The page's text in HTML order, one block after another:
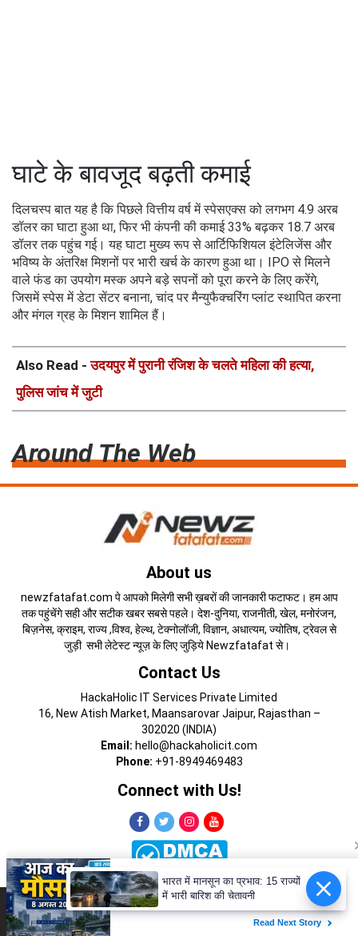
घाटे के बावजूद बढ़ती कमाई
दिलचस्प बात यह है कि पिछले वित्तीय वर्ष में स्पेसएक्स को लगभग 4.9 अरब
डॉलर का घाटा हुआ था, फिर भी कंपनी की कमाई 33% बढ़कर 18.7 अरब
डॉलर तक पहुंच गई। यह घाटा मुख्य रूप से आर्टिफिशियल इंटेलिजेंस और
भविष्य के अंतरिक्ष मिशनों पर भारी खर्च के कारण हुआ था। IPO से मिलने
वाले फंड का उपयोग मस्क अपने बड़े सपनों को पूरा करने के लिए करेंगे,
जिसमें स्पेस में डेटा सेंटर बनाना, चांद पर मैन्युफैक्चरिंग प्लांट स्थापित करना
और मंगल ग्रह के मिशन शामिल हैं।
Also Read -उदयपुर में पुरानी रंजिश के चलते महिला की हत्या,
पुलिस जांच में जुटी
Around The Web
About us
newzfatafat.com पे आपको मिलेगी सभी ख़बरों की जानकारी फटाफट। हम आप
तक पहुंचेंगे सही और सटीक खबर सबसे पहले। देश-दुनिया, राजनीती, खेल, मनोरंजन,
बिज़नेस, क्राइम, राज्य ,विश्व, हेल्थ, टेक्नोलॉजी, विज्ञान, अधात्यम, ज्योतिष, ट्रेवल से
जुड़ी सभी लेटेस्ट न्यूज़ के लिए जुड़िये Newzfatafat से।
Contact Us
HackaHolic IT Services Private Limited
16, New Atish Market, Maansarovar Jaipur, Rajasthan –
302020 (INDIA)
Email: hello@hackaholicit.com
Phone: +91-8949469483
Connect with Us!
Copyright © 2024 HackaHolic IT Services Private Limited
About Us
Terms of Use Advertise with Us
भारत में मानसून का प्रभाव: 15 राज्यों
में भारी बारिश की चेतावनी